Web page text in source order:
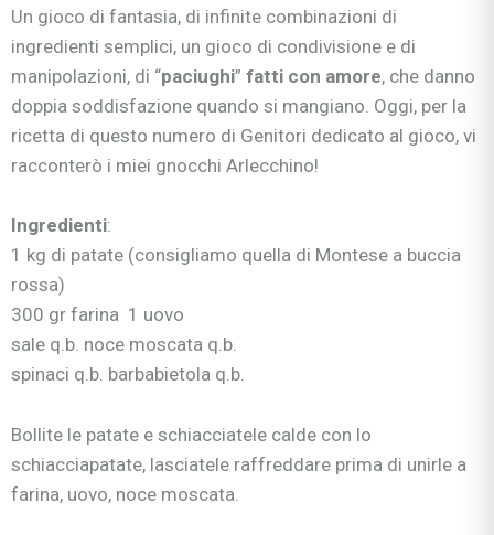
Un gioco di fantasia, di infinite combinazioni di
ingredienti semplici, un gioco di condivisione e di
manipolazioni, di “paciughi” fatti con amore, che danno
doppia soddisfazione quando si mangiano. Oggi, per la
ricetta di questo numero di Genitori dedicato al gioco, vi
racconterò i miei gnocchi Arlecchino!
Ingredienti:
1 kg di patate (consigliamo quella di Montese a buccia
rossa)
300 gr farina 1 uovo
sale q.b. noce moscata q.b.
spinaci q.b. barbabietola q.b.
Bollite le patate e schiacciatele calde con lo
schiacciapatate, lasciatele raffreddare prima di unirle a
farina, uovo, noce moscata.